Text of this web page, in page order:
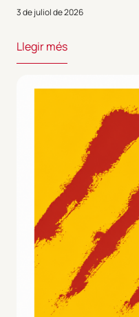
3 de juliol de 2026
Llegir més